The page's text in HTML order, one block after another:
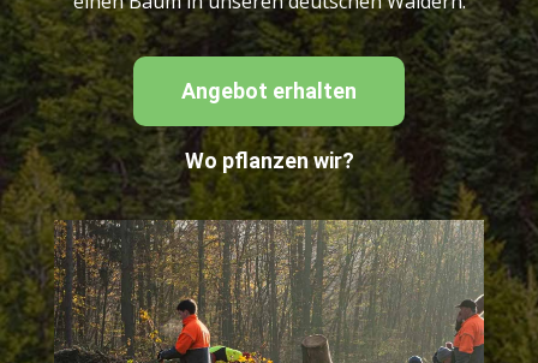
Angebot erhalten
Wo pflanzen wir?